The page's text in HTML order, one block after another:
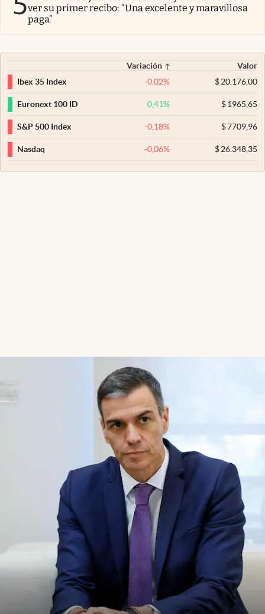
ver su primer recibo: “Una excelente y maravillosa
paga”
Variación
Valor
Ibex 35 Index
-0,02% $20.176,00
Euronext 100 ID 0,41% $1965,65
S&P 500 Index -0,18% $7709,96
Nasdaq -0,06% $26.348,35